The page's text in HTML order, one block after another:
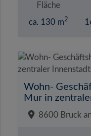
Fläche
ca. 130 m2
Wohn-
Mur in
8600 Bruck